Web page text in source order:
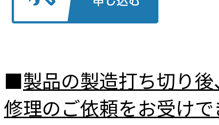
■製品の製造打ち切り
修理のご依頼をお受け